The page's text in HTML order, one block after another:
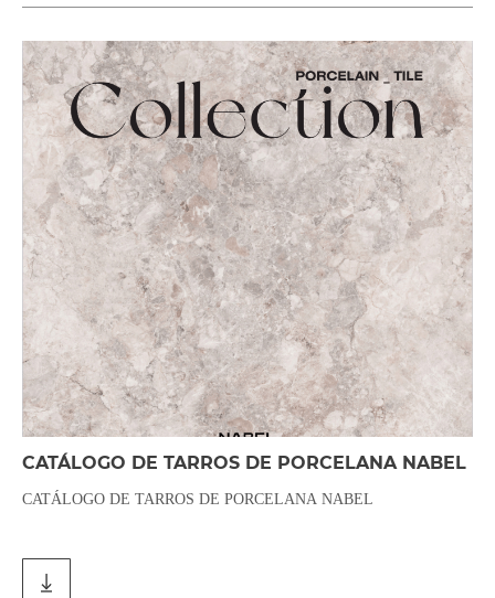
CATÁLOGO DE TARROS DE PORCELANA NABEL
CATÁLOGO DE TARROS DE PORCELANA NABEL